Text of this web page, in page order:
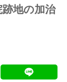
地の加治